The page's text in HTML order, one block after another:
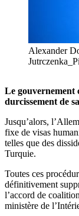
Alexander
Le gouvernement
durcissement de
Jusqu’alors,
fixe de visas
telles que des
Turquie.
Toutes ces
définitivement
l’accord de
ministère de